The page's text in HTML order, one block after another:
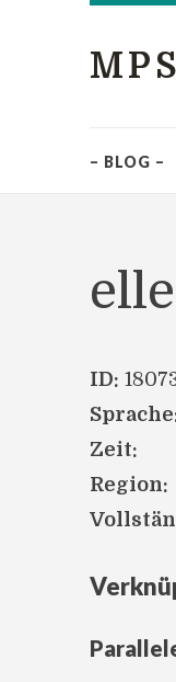
– BLOG –
ID:
Zeit:
Region: